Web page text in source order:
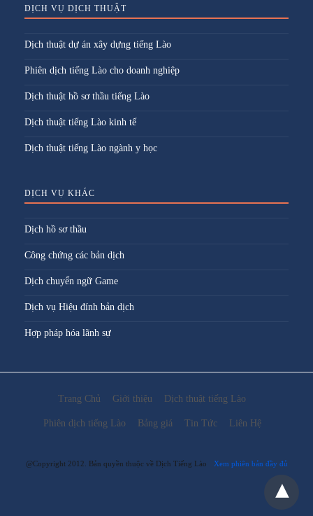
DỊCH VỤ DỊCH THUẬT
Dịch thuật dự án xây dựng tiếng Lào
Phiên dịch tiếng Lào cho doanh nghiệp
Dịch thuật hồ sơ thầu tiếng Lào
Dịch thuật tiếng Lào kinh tế
Dịch thuật tiếng Lào ngành y học
DỊCH VỤ KHÁC
Dịch hồ sơ thầu
Công chứng các bản dịch
Dịch chuyển ngữ Game
Dịch vụ Hiệu đính bản dịch
Hợp pháp hóa lãnh sự
Trang Chủ Giới thiệu Dịch thuật tiếng Lào
Phiên dịch tiếng Lào Bảng giá Tin Tức Liên Hệ
@Copyright 2012. Bản quyền thuộc về Dịch Tiếng Lào Xem phiên bản đầy đủ